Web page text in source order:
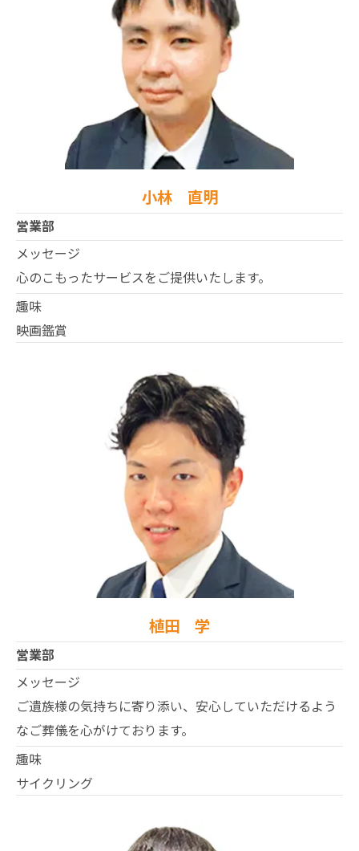
小林 直明
営業部
メッセージ
心のこもったサービスをご提供いたします。
趣味
映画鑑賞
植田 学
営業部
メッセージ
ご遺族様の気持ちに寄り添い、安心していただけるよう
なご葬儀を心がけております。
趣味
サイクリング